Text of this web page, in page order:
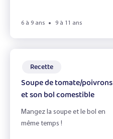
6 à 9 ans 9 à 11 ans
Recette
Soupe de tomate/poivrons
et son bol comestible
Mangez la soupe et le bol en
même temps !